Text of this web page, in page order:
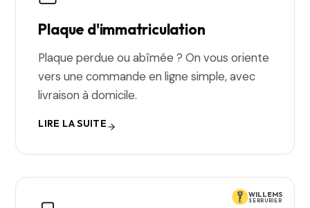
Plaque d'immatriculation
Plaque perdue ou abîmée ? On vous oriente
vers une commande en ligne simple, avec
livraison à domicile.
LIRE LA SUITE
WILLEMS
SERRURIER